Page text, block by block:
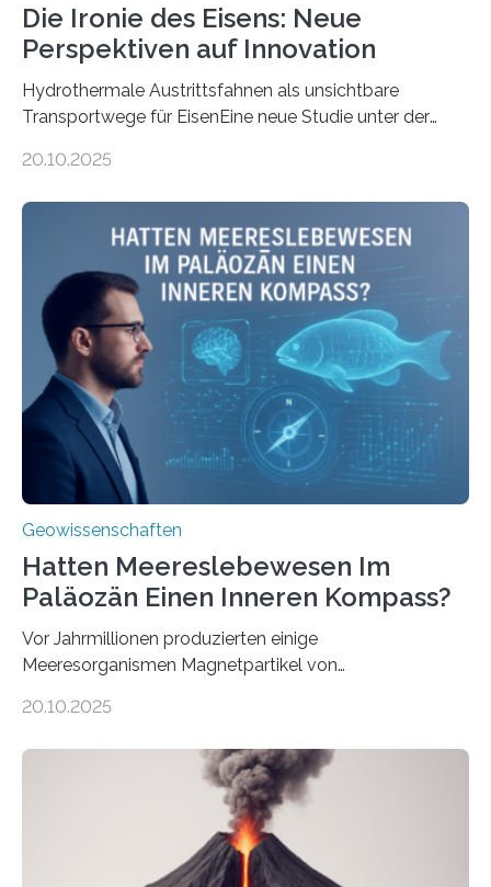
Die Ironie des Eisens: Neue
Perspektiven auf Innovation
Hydrothermale Austrittsfahnen als unsichtbare
Transportwege für EisenEine neue Studie unter der
Umweltwissenschaften der Universität Bremen –
Stoffkreislauf im Ozean prägen. Die Überblicksstudie
mit dem Titel „Iron’s Irony“ ist in Communications Earth
& Environment erschienen. Die Studie fasst bestehende
Forschungsergebnisse zusammen und interpretiert sie
neu, um zu erklären, wie Eisen, das aus hydrothermalen
Systemen freigesetzt wird, über ganze Ozeanbecken
transportiert werden kann. „Das…
20.10.2025
Geowissenschaften
Hatten Meereslebewesen Im
Paläozän Einen Inneren Kompass?
Vor Jahrmillionen produzierten einige
Meeresorganismen Magnetpartikel von
Sedimenten zu finden sind. Nun ist es einem
Domänen auf einem dieser „Riesenmagnetfossilien” mit
einer raffinierten Methode an der Diamond-
Röntgenquelle zu kartieren. Ihre Analyse zeigt, dass
diese Partikel es den Organismen ermöglicht haben
könnten, winzige Schwankungen sowohl in der
20.10.2025